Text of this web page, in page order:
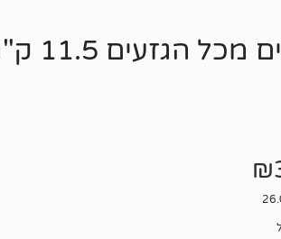
הגזעים 11.5 ק"ג
₪